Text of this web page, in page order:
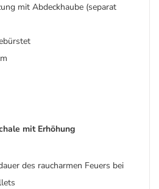
mit Abdeckhaube (separat
mit Erhöhung
des raucharmen Feuers bei